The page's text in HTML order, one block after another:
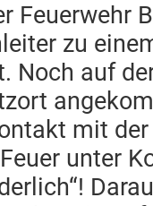
Feuerwehr
zu
Noch auf
mit
unter